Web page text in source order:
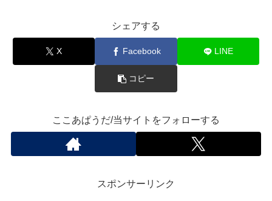
シェアする
X Facebook LINE
コピー
ここあぱうだ/当サイトをフォローする
スポンサーリンク